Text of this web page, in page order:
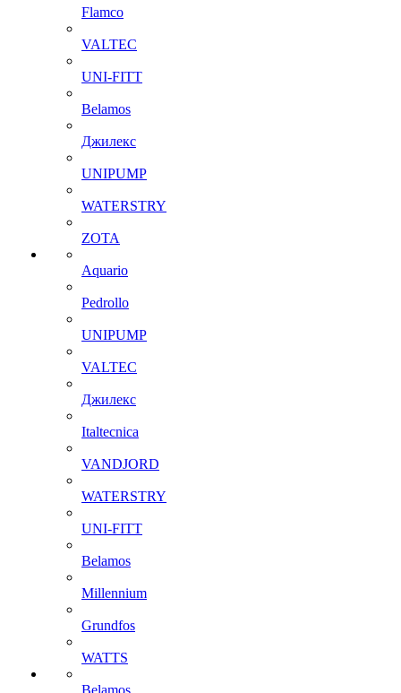
Flamco
VALTEC
UNI-FITT
Belamos
Джилекс
UNIPUMP
WATERSTRY
ZOTA
Aquario
Pedrollo
UNIPUMP
VALTEC
Джилекс
Italtecnica
VANDJORD
WATERSTRY
UNI-FITT
Belamos
Millennium
Grundfos
WATTS
Belamos